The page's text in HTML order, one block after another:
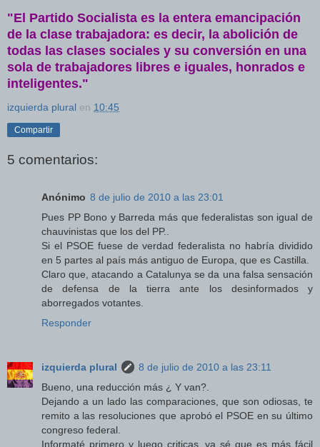
"El Partido Socialista es la entera emancipación
de la clase trabajadora: es decir, la abolición de
todas las clases sociales y su conversión en una
sola de trabajadores libres e iguales, honrados e
inteligentes."
izquierda plural en 10:45
Compartir
5 comentarios:
Anónimo 8 de julio de 2010 a las 23:01
Pues PP Bono y Barreda más que federalistas son igual de
chauvinistas que los del PP..
Si el PSOE fuese de verdad federalista no habría dividido
en 5 partes al país más antiguo de Europa, que es Castilla.
Claro que, atacando a Catalunya se da una falsa sensación
de defensa de la tierra ante los desinformados y
aborregados votantes.
Responder
izquierda plural
8 de julio de 2010 a las 23:11
Bueno, una reducción más ¿ Y van?.
Dejando a un lado las comparaciones, que son odiosas, te
remito a las resoluciones que aprobó el PSOE en su último
congreso federal.
Informaté primero y luego criticas, ya sé que es más fácil